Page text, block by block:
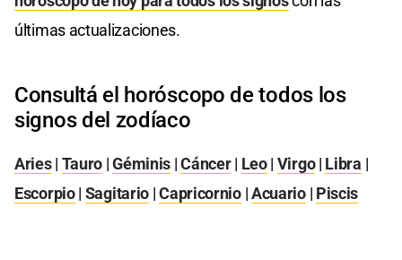
últimas actualizaciones.
Consultá el horóscopo de todos los
signos del zodíaco
Aries| Tauro |Géminis |Cáncer| Leo| Virgo| Libra |
Escorpio| Sagitario |Capricornio|Acuario| Piscis